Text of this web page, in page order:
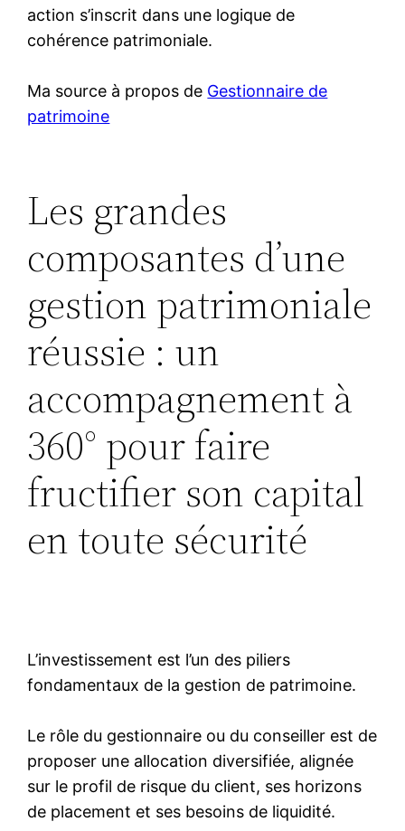
action s’inscrit dans une logique de
cohérence patrimoniale.
Ma source à propos de Gestionnaire de
patrimoine
Les grandes
composantes d’une
gestion patrimoniale
réussie : un
accompagnement à
360° pour faire
fructifier son capital
en toute sécurité
L’investissement est l’un des piliers
fondamentaux de la gestion de patrimoine.
Le rôle du gestionnaire ou du conseiller est de
proposer une allocation diversifiée, alignée
sur le profil de risque du client, ses horizons
de placement et ses besoins de liquidité.